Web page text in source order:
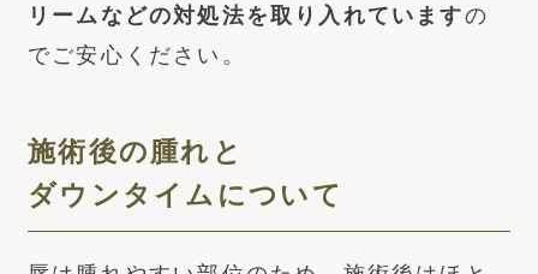
リームなどの対処法を取り入れていますの
でご安心ください。
施術後の腫れと
ダウンタイムについて